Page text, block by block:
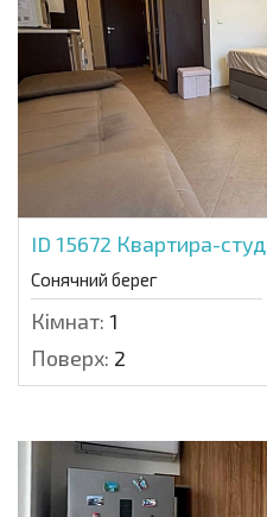
ID 15672 Квартира-
Сонячний берег
Кімнат: 1
Поверх: 2